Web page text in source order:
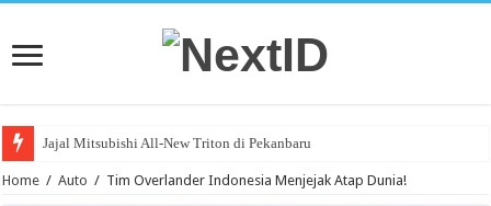
Jajal Mitsubishi All-New Triton di Pekanbaru
Home / Auto / Tim Overlander Indonesia Menjejak Atap Dunia!